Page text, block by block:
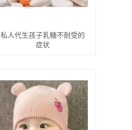
私人代生孩子乳糖不耐受的
症状